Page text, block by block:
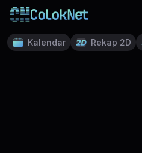
Kalendar Rekap 2D